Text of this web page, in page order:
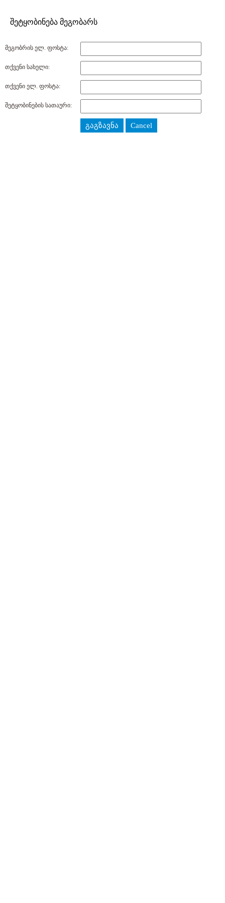
შეტყობინება მეგობარს
მეგობრის ელ. ფოსტა:
თქვენი სახელი:
თქვენი ელ. ფოსტა:
შეტყობინების სათაური:
გაგზავნა Cancel